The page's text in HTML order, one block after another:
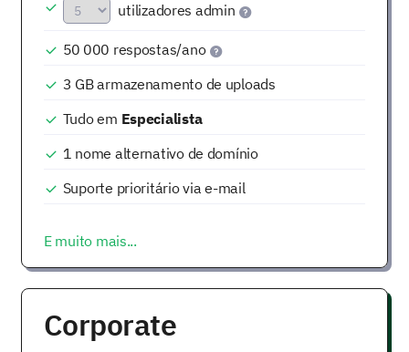
utilizadores admin
50 000 respostas/ano
3 GBarmazenamento de uploads
Tudo em Especialista
1 nome alternativo de domínio
Suporte prioritáriovia e-mail
E muito mais...
Corporate